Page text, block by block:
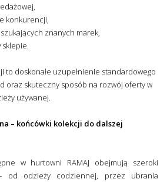
konkurencji,
znanych marek,
sklepie.
to doskonałe uzupełnienie standardowego
oraz skuteczny sposób na rozwój oferty w
używanej.
– końcówki kolekcji do dalszej
w hurtowni RAMAJ obejmują szeroki
od odzieży codziennej, przez ubrania